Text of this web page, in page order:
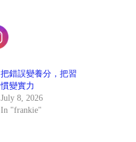
把錯誤變養分，把習
慣變實力
July 8, 2026
In "frankie"